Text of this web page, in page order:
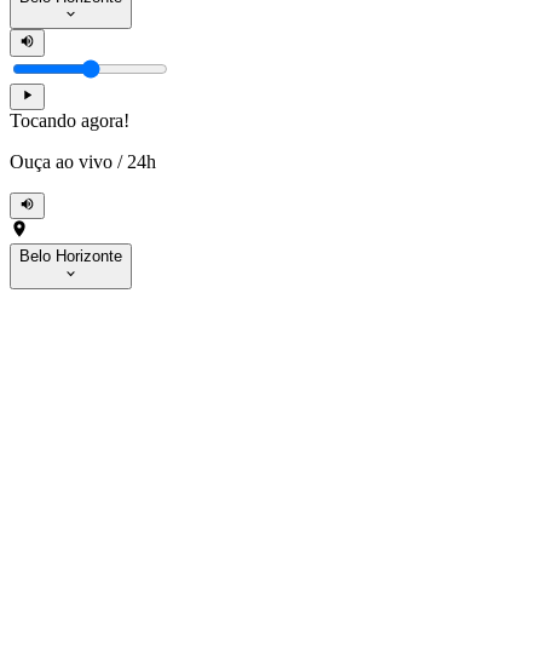
Tocando agora!
Ouça ao vivo / 24h
Belo Horizonte